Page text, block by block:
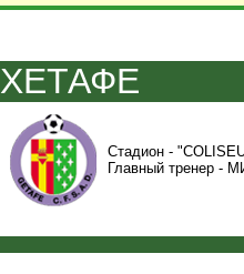
ХЕТАФЕ
Стадион -
Главный тренер -